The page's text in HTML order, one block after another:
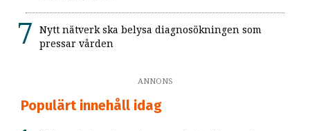
Nytt nätverk ska belysa diagnosökningen som
pressar vården
ANNONS
Populärt innehåll idag